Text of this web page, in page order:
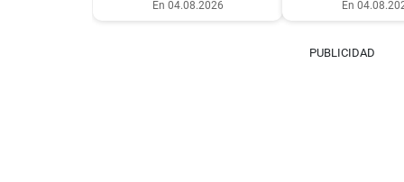
En 04.08.2026 En
PUBLICIDAD